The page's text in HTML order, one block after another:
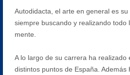
Autodidacta, el arte en general es su
siempre buscando y realizando todo
mente.
A lo largo de su carrera ha realizado
distintos puntos de España. Además